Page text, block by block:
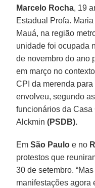
Marcelo Rocha, 19
Estadual Profa. Maria
Mauá, na região
unidade foi ocupada
de novembro do ano
em março no
CPI da merenda
envolveu, segundo
funcionários da
Alckmin(PSDB).
EmSão Paulo e no
protestos que
30 de setembro.
manifestações agora